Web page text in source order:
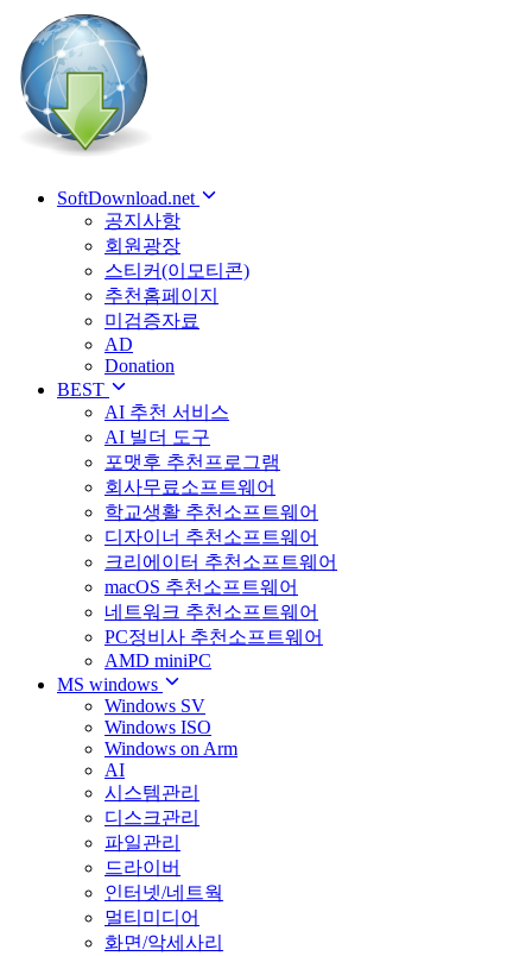
SoftDownload.net
공지사항
회원광장
스티커(이모티콘)
추천홈페이지
미검증자료
AD
Donation
BEST
AI 추천 서비스
AI 빌더 도구
포맷후 추천프로그램
회사무료소프트웨어
학교생활 추천소프트웨어
디자이너 추천소프트웨어
크리에이터 추천소프트웨어
macOS 추천소프트웨어
네트워크 추천소프트웨어
PC정비사 추천소프트웨어
AMD miniPC
MS windows
Windows SV
Windows ISO
Windows on Arm
AI
시스템관리
디스크관리
파일관리
드라이버
인터넷/네트웍
멀티미디어
화면/악세사리